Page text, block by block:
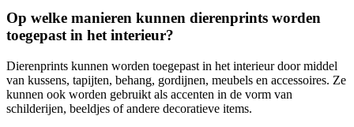
Op welke manieren kunnen dierenprints worden
toegepast in het interieur?
Dierenprints kunnen worden toegepast in het interieur door middel
van kussens, tapijten, behang, gordijnen, meubels en accessoires. Ze
kunnen ook worden gebruikt als accenten in de vorm van
schilderijen, beeldjes of andere decoratieve items.